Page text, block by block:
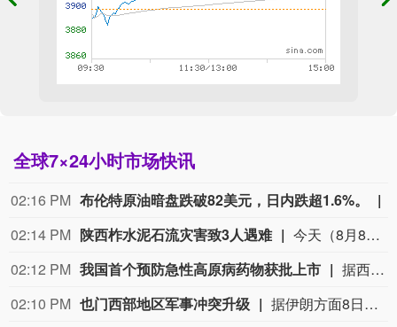
全球7×24小时市场快讯
02:16 PM 布伦特原油暗盘跌破82美元，日内跌超1.6%。
02:14 PM 陕西柞水泥石流灾害致3人遇难
今天（8月8日）13时40分，陕西商洛柞水县泥石流灾害造成的2名失联人员中，最后1名失联人员被找到，已确认不幸遇难，此次泥石流灾害共造成3人不幸遇难。目前当地卫生防疫人员已展开全面消杀防疫工作，并妥善做好善后工作。（央视新闻）
02:12 PM 我国首个预防急性高原病药物获批上市
据西藏日报，近日，经国家药品监督管理局严格审评审批，由西藏自治区人民医院副院长、西藏高原医学研究所所长格桑罗布教授担任主要研究者的乙酰唑胺缓释胶囊正式获批上市，成为国内首个获批具有预防急性高原病适应症的药品。该药品的获批上市，结束了我国无专门预防急性高原病专用药的历史，进一步丰富了高原医学防治手段，为高原群众、广大进藏人群及高原重大项目建设提供了坚实的健康保障，同时有力提升了西藏在国际高原医学领域的科研影响力。
02:10 PM 也门西部地区军事冲突升级
据伊朗方面8日消息，也门西部地区的军事冲突出现了升级。消息称，有报告显示，也门胡塞武装与所谓沙特支持的“雇佣兵”在也门西部荷台达省豪亥地区的北部区域发生激烈冲突。（央视新闻）